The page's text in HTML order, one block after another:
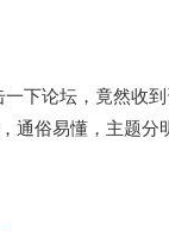
论坛，竟然收到
通俗易懂，主题